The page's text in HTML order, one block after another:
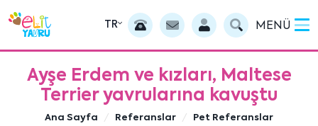
TR MENÜ
Ayşe Erdem ve kızları, Maltese
Terrier yavrularına kavuştu
Ana Sayfa Referanslar
Pet Referanslar